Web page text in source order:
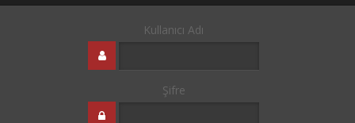
Kullanıcı Adı
Şifre